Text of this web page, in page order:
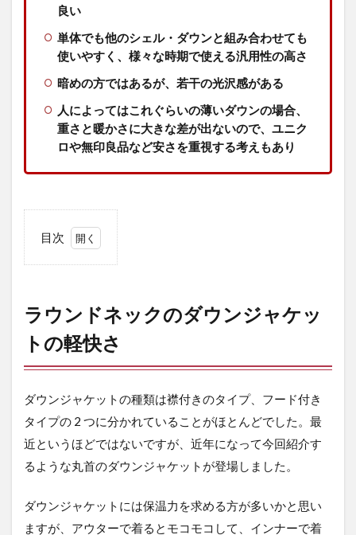
良い
単体でも他のシェル・ダウンと組み合わせても
使いやすく、様々な時期で使える汎用性の高さ
暗めの方ではあるが、若干の光沢感がある
人によってはこれぐらいの薄いダウンの場合、
重さと暖かさに大きな差が出ないので、ユニク
ロや無印良品など安さを重視する考えもあり
目次
ド
ネ
ッ
ク
ダ
ン
ジ
ケ
ト
軽
ラウンドネックのダウンジャケッ
トの軽快さ
ダウンジャケットの種類は襟付きのタイプ、フード付き
タイプの 2 つに分かれていることがほとんどでした。最
近というほどではないですが、近年になって今回紹介す
るような丸首のダウンジャケットが登場しました。
ダウンジャケットには保温力を求める方が多いかと思い
ますが、アウターで着るとモコモコして、インナーで着